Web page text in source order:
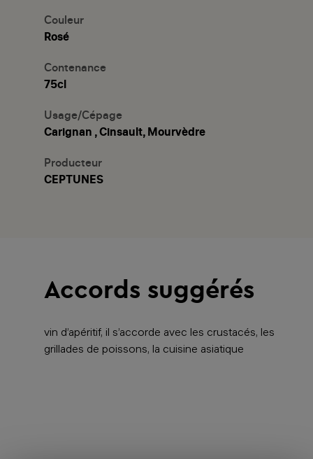
Couleur
Rosé
Contenance
75cl
Usage/Cépage
Carignan , Cinsault, Mourvèdre
Producteur
CEPTUNES
Accords suggérés
vin d’apéritif, il s’accorde avec les crustacés, les
grillades de poissons, la cuisine asiatique